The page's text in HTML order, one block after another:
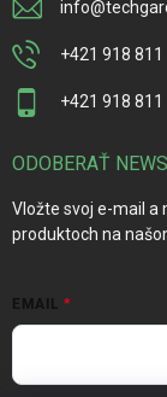
info@
+421 918 811
+421 918 811
ODOBERAŤ
Vložte svoj e-mail a
produktoch na
EMAIL